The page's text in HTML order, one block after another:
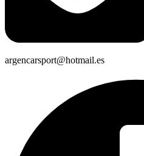
argencarsport@hotmail.es